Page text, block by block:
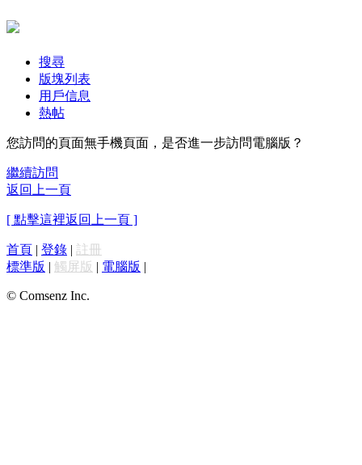
搜尋
版塊列表
用戶信息
熱帖
您訪問的頁面無手機頁面，是否進一步訪問電腦版？
繼續訪問
返回上一頁
[ 點擊這裡返回上一頁 ]
首頁 | 登錄 | 註冊
標準版 | 觸屏版 | 電腦版 |
© Comsenz Inc.